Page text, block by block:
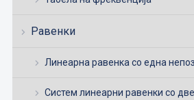
Равенки
Линеарна равенка со една
Систем линеарни равенки со